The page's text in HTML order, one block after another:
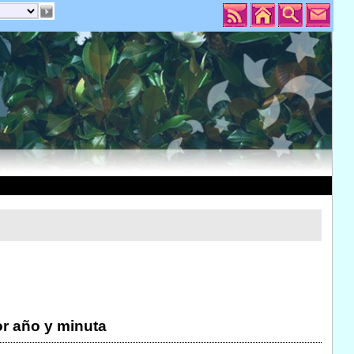
año y minuta